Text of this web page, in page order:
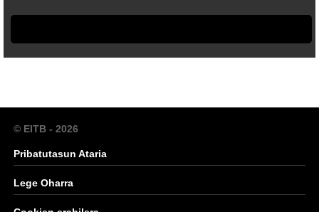
© EITB - 2026
Pribatutasun Ataria
Lege Oharra